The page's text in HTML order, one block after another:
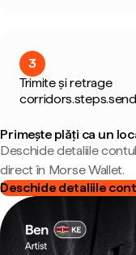
3
Trimite și retrage
Primește plăți ca un
Deschide detaliile
direct în Morse Wallet.
Deschide detaliile